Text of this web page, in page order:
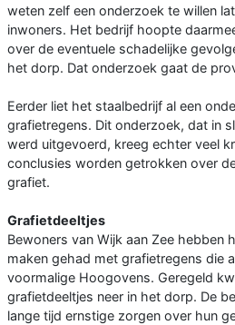
weten zelf een onderzoek te willen
inwoners. Het bedrijf hoopte
over de eventuele schadelijke
het dorp. Dat onderzoek gaat de
Eerder liet het staalbedrijf al een
grafietregens. Dit onderzoek, dat in
werd uitgevoerd, kreeg echter veel
conclusies worden getrokken over
grafiet.
Grafietdeeltjes
Bewoners van Wijk aan Zee hebben
maken gehad met grafietregens die
voormalige Hoogovens. Geregeld
grafietdeeltjes neer in het dorp. De
lange tijd ernstige zorgen over hun